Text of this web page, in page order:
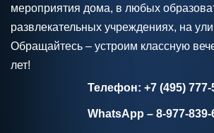
мероприятия дома, в любых
развлекательных учреждениях, на
Обращайтесь – устроим классную
лет!
Телефон: +7 (495) 777-
WhatsApp – 8-977-839-